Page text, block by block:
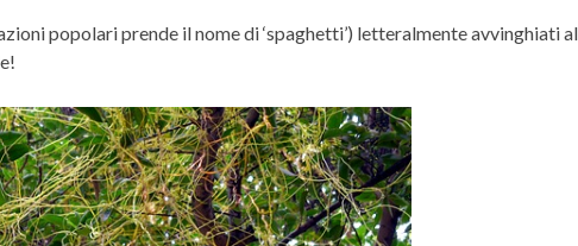
popolari prende il nome di ‘spaghetti’) letteralmente avvinghiati